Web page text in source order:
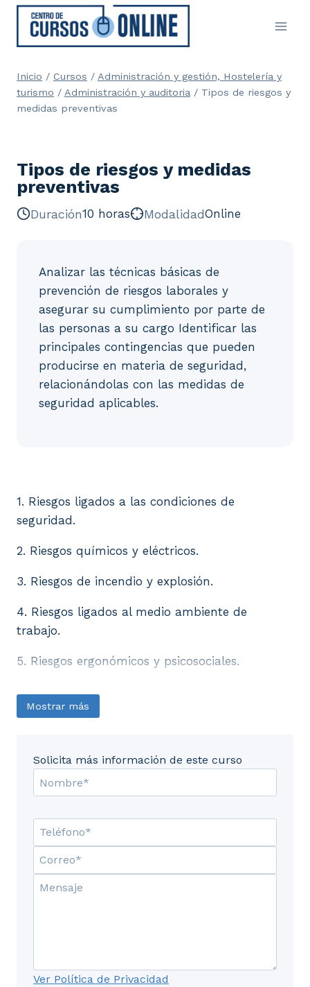
Saltar
contenido
Inicio / Cursos / Administración y gestión, Hostelería y
turismo / Administración y auditoria / Tipos de riesgos y
medidas preventivas
Tipos de riesgos y medidas
preventivas
Duración10 horas ModalidadOnline
Analizar las técnicas básicas de
prevención de riesgos laborales y
asegurar su cumplimiento por parte de
las personas a su cargo Identificar las
principales contingencias que pueden
producirse en materia de seguridad,
relacionándolas con las medidas de
seguridad aplicables.
1. Riesgos ligados a las condiciones de
seguridad.
2. Riesgos químicos y eléctricos.
3. Riesgos de incendio y explosión.
4. Riesgos ligados al medio ambiente de
trabajo.
5. Riesgos ergonómicos y psicosociales.
Mostrar más
Solicita más información de este curso
Ver Política de Privacidad